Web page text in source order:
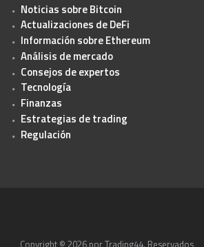
Noticias sobre Bitcoin
Actualizaciones de DeFi
Información sobre Ethereum
Análisis de mercado
Consejos de expertos
Tecnología
Finanzas
Estrategias de trading
Regulación